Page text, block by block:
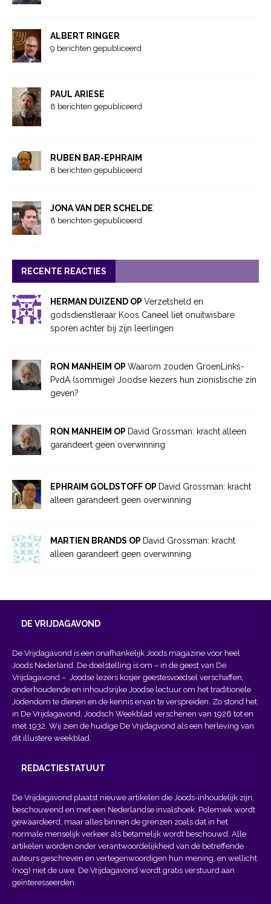
ALBERT RINGER
9 berichten gepubliceerd
PAUL ARIESE
8 berichten gepubliceerd
RUBEN BAR-EPHRAIM
8 berichten gepubliceerd
JONA VAN DER SCHELDE
8 berichten gepubliceerd
RECENTE REACTIES
HERMAN DUIZEND OP Verzetsheld en
godsdienstleraar Koos Caneel liet onuitwisbare
sporen achter bij zijn leerlingen
RON MANHEIM OP Waarom zouden GroenLinks-
PvdA (sommige) Joodse kiezers hun zionistische zin
geven?
RON MANHEIM OP David Grossman: kracht alleen
garandeert geen overwinning
EPHRAIM GOLDSTOFF OP David Grossman: kracht
alleen garandeert geen overwinning
MARTIEN BRANDS OP David Grossman: kracht
alleen garandeert geen overwinning
DE VRIJDAGAVOND
De Vrijdagavond is een onafhankelijk Joods magazine voor heel
Joods Nederland. De doelstelling is om – in de geest van De
Vrijdagavond – Joodse lezers kosjer geestesvoedsel verschaffen,
onderhoudende en inhoudsrijke Joodse lectuur om het traditionele
Jodendom te dienen en de kennis ervan te verspreiden. Zo stond het
in De Vrijdagavond, Joodsch Weekblad verschenen van 1926 tot en
met 1932. Wij zien de huidige De Vrijdagvond als een herleving van
dit illustere weekblad.
REDACTIESTATUUT
De Vrijdagavond plaatst nieuwe artikelen die Joods-inhoudelijk zijn,
beschouwend en met een Nederlandse invalshoek. Polemiek wordt
gewaardeerd, maar alles binnen de grenzen zoals dat in het
normale menselijk verkeer als betamelijk wordt beschouwd. Alle
artikelen worden onder verantwoordelijkheid van de betreffende
auteurs geschreven en vertegenwoordigen hun mening, en wellicht
(nog) niet de uwe. De Vrijdagavond wordt gratis verstuurd aan
geïnteresseerden.